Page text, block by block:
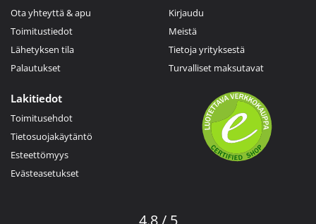
Ota yhteyttä & apu
Toimitustiedot
Lähetyksen tila
Palautukset
Kirjaudu
Meistä
Tietoja yrityksestä
Turvalliset maksutavat
Lakitiedot
Toimitusehdot
Tietosuojakäytäntö
Esteettömyys
Evästeasetukset
4.8 / 5